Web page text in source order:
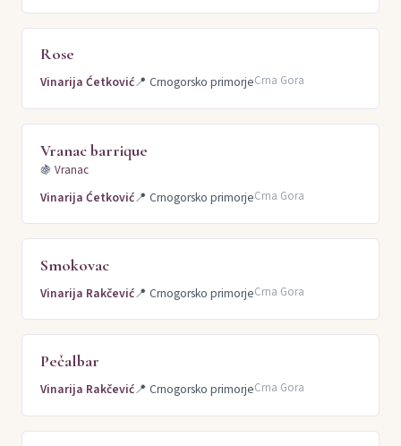
Rose
Vinarija Ćetković📍 Crnogorsko primorjeCrna Gora
Vranac barrique
🍇 Vranac
Vinarija Ćetković📍 Crnogorsko primorjeCrna Gora
Smokovac
Vinarija Rakčević📍 Crnogorsko primorjeCrna Gora
Pečalbar
Vinarija Rakčević📍 Crnogorsko primorjeCrna Gora